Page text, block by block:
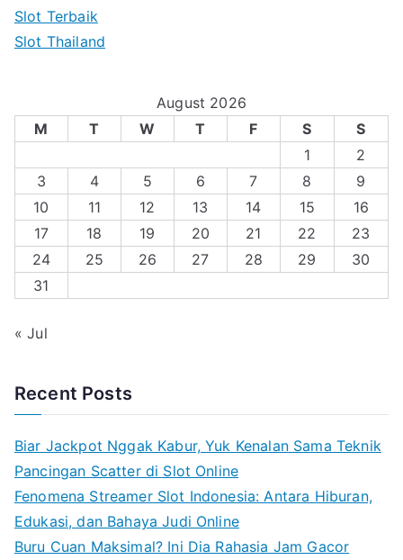
Slot Terbaik
Slot Thailand
August 2026
M
T W T F S
S
1
2
3
4 5 6 7 8
9
10
11 12 13 14 15
16
17
18 19 20 21 22
23
24
25 26 27 28 29
30
31
« Jul
Recent Posts
Biar Jackpot Nggak Kabur, Yuk Kenalan Sama Teknik
Pancingan Scatter di Slot Online
Fenomena Streamer Slot Indonesia: Antara Hiburan,
Edukasi, dan Bahaya Judi Online
Buru Cuan Maksimal? Ini Dia Rahasia Jam Gacor